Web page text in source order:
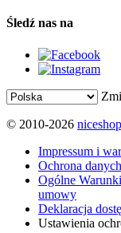
Śledź nas na
© 2010-2026
Impressum i
Ochrona
Ogólne
umowy
Deklaracja
Ustawienia